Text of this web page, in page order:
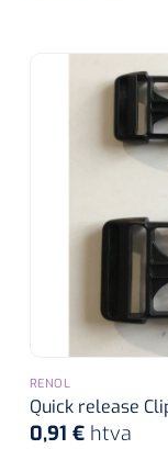
RENOL
Quick release
0,91 € htva